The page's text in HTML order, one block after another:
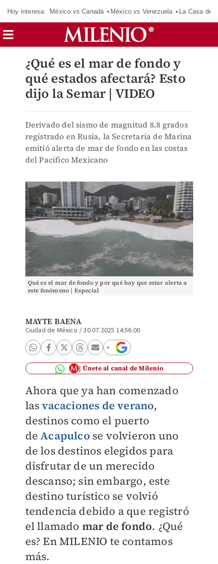
Hoy interesa: México vs Canadá México vs Venezuela La Casa de
¿Qué es el mar de fondo y
qué estados afectará? Esto
dijo la Semar | VIDEO
Derivado del sismo de magnitud 8.8 grados
registrado en Rusia, la Secretaría de Marina
emitió alerta de mar de fondo en las costas
del Pacífico Mexicano
Qué es el mar de fondo y por qué hay que estar alerta a
este fenómeno | Especial
MAYTE BAENA
Ciudad de México /30.07.2025 14:56:00
Únete al canal de Milenio
Ahora que ya han comenzado
lasvacaciones de verano,
destinos como el puerto
deAcapulco se volvieron uno
de los destinos elegidos para
disfrutar de un merecido
descanso; sin embargo, este
destino turístico se volvió
tendencia debido a que registró
el llamado mar de fondo. ¿Qué
es? EnMILENIO te contamos
más.